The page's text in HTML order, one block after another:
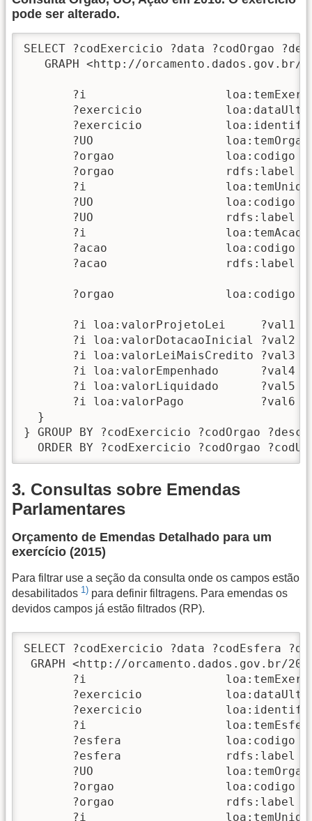
pode ser alterado.
SELECT ?codExercicio ?data ?codOrgao
GRAPH <http://orcamento.dados.gov.br/
?i
?exercicio
?exercicio
?UO
?orgao                loa:codigo
?orgao                rdfs:label
?i
?UO                   loa:codigo
?UO                   rdfs:label
?i                    loa:temAcao
?acao                 loa:codigo
?acao                 rdfs:label
?orgao                loa:codigo
       ?i loa:valorProjetoLei     ?val1 .
       ?i loa:valorDotacaoInicial ?val2 .
       ?i loa:valorLeiMaisCredito ?val3 .
       ?i loa:valorEmpenhado      ?val4 .
       ?i loa:valorLiquidado      ?val5 .
       ?i loa:valorPago           ?val6 .
  }
} GROUP BY ?codExercicio ?codOrgao
3. Consultas sobre Emendas
Parlamentares
Orçamento de Emendas Detalhado para um
exercício (2015)
Para filtrar use a seção da consulta onde os campos estão
desabilitados 1) para definir filtragens. Para emendas os
devidos campos já estão filtrados (RP).
SELECT ?codExercicio ?data ?codEsfera
GRAPH <http://orcamento.dados.gov.br/
?i
?exercicio
?exercicio
?i
?esfera               loa:codigo
?esfera               rdfs:label
?UO
?orgao                loa:codigo
?orgao                rdfs:label
?i